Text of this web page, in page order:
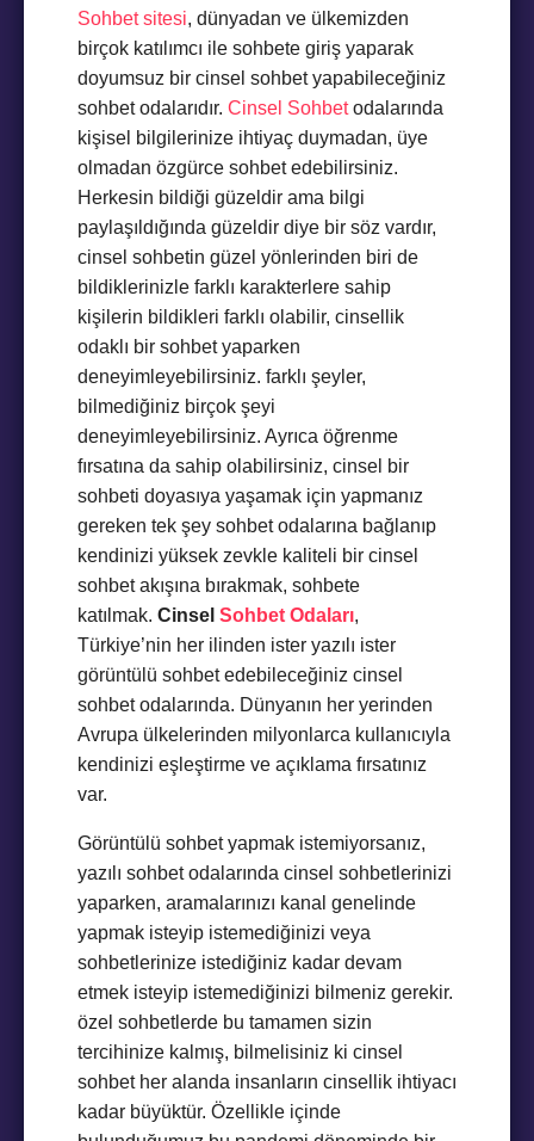
Sohbet sitesi, dünyadan ve ülkemizden
birçok katılımcı ile sohbete giriş yaparak
doyumsuz bir cinsel sohbet yapabileceğiniz
sohbet odalarıdır. Cinsel Sohbetodalarında
kişisel bilgilerinize ihtiyaç duymadan, üye
olmadan özgürce sohbet edebilirsiniz.
Herkesin bildiği güzeldir ama bilgi
paylaşıldığında güzeldir diye bir söz vardır,
cinsel sohbetin güzel yönlerinden biri de
bildiklerinizle farklı karakterlere sahip
kişilerin bildikleri farklı olabilir, cinsellik
odaklı bir sohbet yaparken
deneyimleyebilirsiniz. farklı şeyler,
bilmediğiniz birçok şeyi
deneyimleyebilirsiniz. Ayrıca öğrenme
fırsatına da sahip olabilirsiniz, cinsel bir
sohbeti doyasıya yaşamak için yapmanız
gereken tek şey sohbet odalarına bağlanıp
kendinizi yüksek zevkle kaliteli bir cinsel
sohbet akışına bırakmak, sohbete
katılmak. Cinsel Sohbet Odaları,
Türkiye’nin her ilinden ister yazılı ister
görüntülü sohbet edebileceğiniz cinsel
sohbet odalarında. Dünyanın her yerinden
Avrupa ülkelerinden milyonlarca kullanıcıyla
kendinizi eşleştirme ve açıklama fırsatınız
var.
Görüntülü sohbet yapmak istemiyorsanız,
yazılı sohbet odalarında cinsel sohbetlerinizi
yaparken, aramalarınızı kanal genelinde
yapmak isteyip istemediğinizi veya
sohbetlerinize istediğiniz kadar devam
etmek isteyip istemediğinizi bilmeniz gerekir.
özel sohbetlerde bu tamamen sizin
tercihinize kalmış, bilmelisiniz ki cinsel
sohbet her alanda insanların cinsellik ihtiyacı
kadar büyüktür. Özellikle içinde